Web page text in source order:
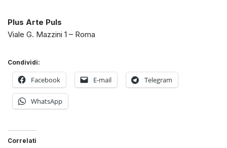
Plus Arte Puls
Viale G. Mazzini 1 – Roma
Condividi:
Facebook E-mail Telegram
WhatsApp
Correlati